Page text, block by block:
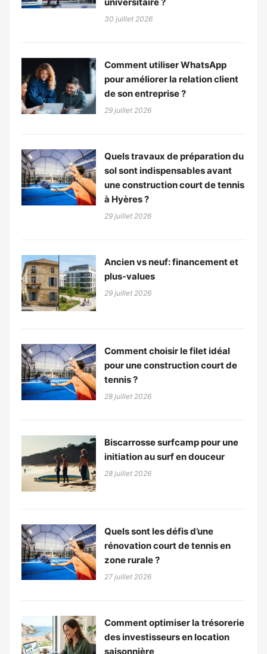
30 juillet 2026
Comment utiliser WhatsApp
pour améliorer la relation client
de son entreprise ?
29 juillet 2026
Quels travaux de préparation du
sol sont indispensables avant
une construction court de tennis
à Hyères ?
29 juillet 2026
Ancien vs neuf: financement et
plus-values
29 juillet 2026
Comment choisir le filet idéal
pour une construction court de
tennis ?
28 juillet 2026
Biscarrosse surfcamp pour une
initiation au surf en douceur
28 juillet 2026
Quels sont les défis d’une
rénovation court de tennis en
zone rurale ?
27 juillet 2026
Comment optimiser la trésorerie
des investisseurs en location
saisonnière